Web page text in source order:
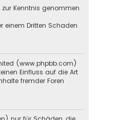
Kenntnis genommen
einem Dritten Schaden
(www.phpbb.com)
Einfluss auf die Art
fremder Foren